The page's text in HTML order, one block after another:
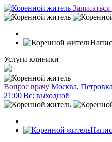
Услуги клиники
Вопрос врачу Москва,
21:00 Вc: выходной